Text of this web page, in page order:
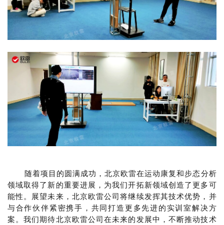
随着项目的圆满成功，北京欧雷在运动康复和步态分析
领域取得了新的重要进展，为我们开拓新领域创造了更多可
能性。展望未来，北京欧雷公司将继续发挥其技术优势，并
与合作伙伴紧密携手，共同打造更多先进的实训室解决方
案。我们期待北京欧雷公司在未来的发展中，不断推动技术